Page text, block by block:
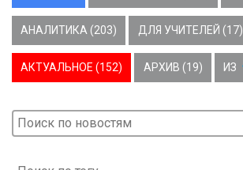
АНАЛИТИКА (203) ДЛЯ УЧИТЕЛЕЙ (17)
АКТУАЛЬНОЕ (152) АРХИВ (19) ИЗ